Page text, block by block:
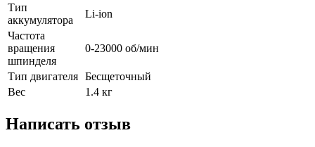
Тип
аккумулятора
Li-ion
Частота
вращения
шпинделя
0-23000 об/мин
Тип двигателя Бесщеточный
Вес
1.4 кг
Написать отзыв